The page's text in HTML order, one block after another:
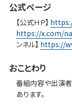
公式ページ
【公式ＨＰ】
https://x.com/
ンネル】 https://
おことわり
番組内容や出演
あります。